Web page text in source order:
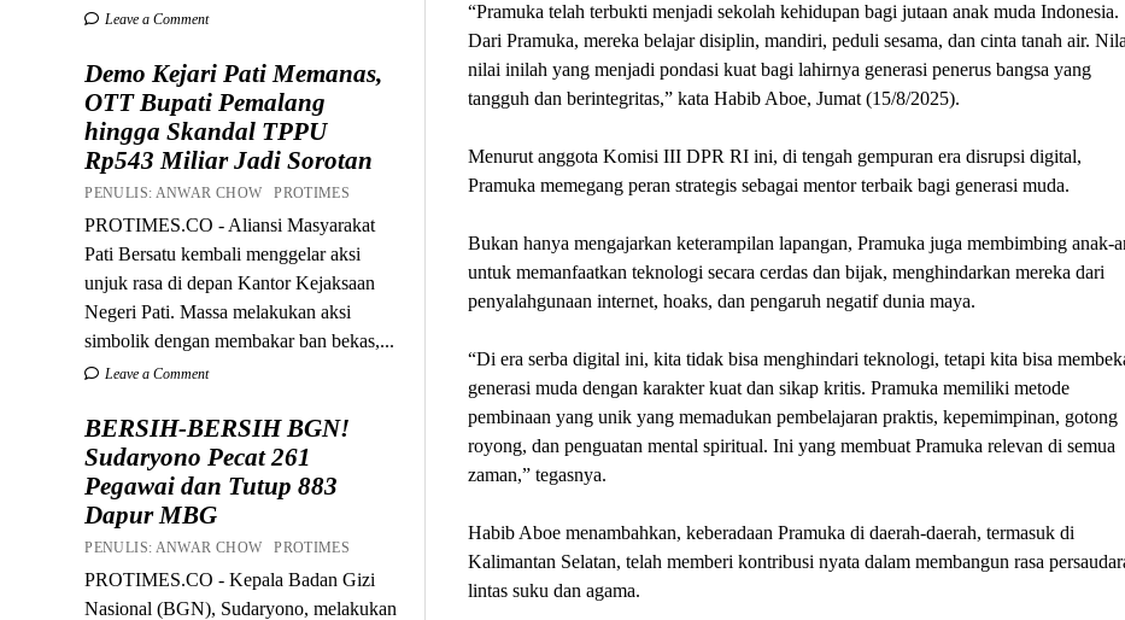
Leave a Comment
Demo Kejari Pati Memanas,
OTT Bupati Pemalang
hingga Skandal TPPU
Rp543 Miliar Jadi Sorotan
PENULIS: ANWAR CHOW PROTIMES
PROTIMES.CO - Aliansi Masyarakat
Pati Bersatu kembali menggelar aksi
unjuk rasa di depan Kantor Kejaksaan
Negeri Pati. Massa melakukan aksi
simbolik dengan membakar ban bekas,...
Leave a Comment
BERSIH-BERSIH BGN!
Sudaryono Pecat 261
Pegawai dan Tutup 883
Dapur MBG
PENULIS: ANWAR CHOW PROTIMES
PROTIMES.CO - Kepala Badan Gizi
Nasional (BGN), Sudaryono, melakukan
“Pramuka telah terbukti menjadi sekolah kehidupan bagi jutaan anak muda Indonesia.
Dari Pramuka, mereka belajar disiplin, mandiri, peduli sesama, dan cinta tanah air.
nilai inilah yang menjadi pondasi kuat bagi lahirnya generasi penerus bangsa yang
tangguh dan berintegritas,” kata Habib Aboe, Jumat (15/8/2025).
Menurut anggota Komisi III DPR RI ini, di tengah gempuran era disrupsi digital,
Pramuka memegang peran strategis sebagai mentor terbaik bagi generasi muda.
Bukan hanya mengajarkan keterampilan lapangan, Pramuka juga membimbing anak-
untuk memanfaatkan teknologi secara cerdas dan bijak, menghindarkan mereka dari
penyalahgunaan internet, hoaks, dan pengaruh negatif dunia maya.
“Di era serba digital ini, kita tidak bisa menghindari teknologi, tetapi kita bisa
generasi muda dengan karakter kuat dan sikap kritis. Pramuka memiliki metode
pembinaan yang unik yang memadukan pembelajaran praktis, kepemimpinan, gotong
royong, dan penguatan mental spiritual. Ini yang membuat Pramuka relevan di semua
zaman,” tegasnya.
Habib Aboe menambahkan, keberadaan Pramuka di daerah-daerah, termasuk di
Kalimantan Selatan, telah memberi kontribusi nyata dalam membangun rasa
lintas suku dan agama.